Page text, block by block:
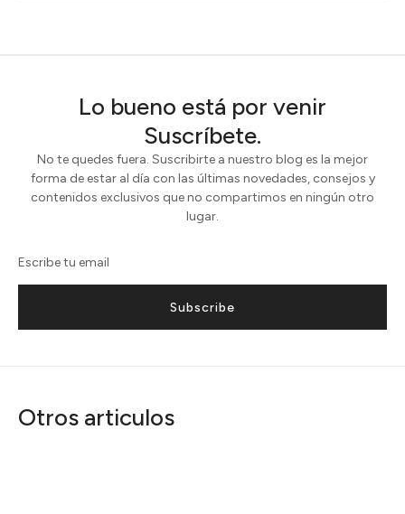
Lo bueno está por venir
Suscríbete.
No te quedes fuera. Suscribirte a nuestro blog es la mejor
forma de estar al día con las últimas novedades, consejos y
contenidos exclusivos que no compartimos en ningún otro
lugar.
Subscribe
Otros articulos